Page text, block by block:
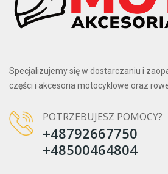
Specjalizujemy się w dostarczaniu i
części i akcesoria motocyklowe oraz
POTRZEBUJESZ POMOCY?
+48792667750
+48500464804